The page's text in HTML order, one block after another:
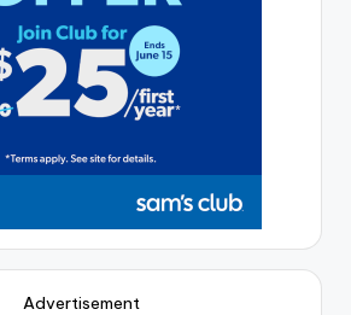
Advertisement